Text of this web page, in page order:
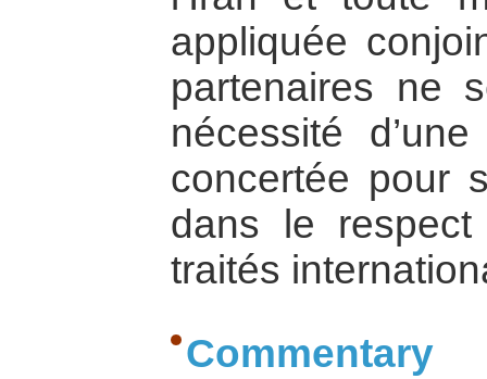
appliquée
partenaires ne
nécessité
concertée pour
dans le
traités
Commentary